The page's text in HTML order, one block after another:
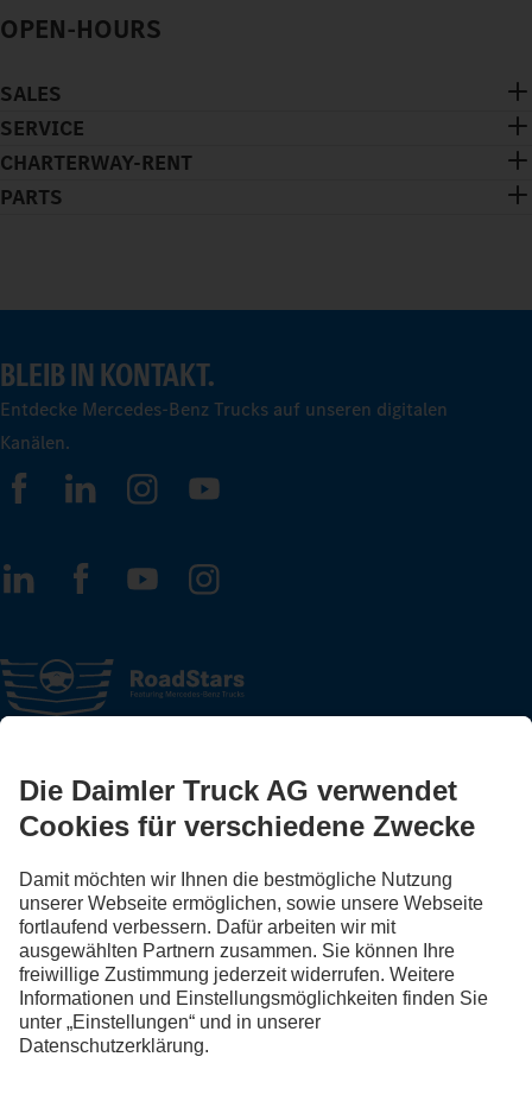
OPEN-HOURS
SALES
SERVICE
CHARTERWAY-RENT
PARTS
BLEIB IN KONTAKT.
Entdecke Mercedes-Benz Trucks auf unseren digitalen
Kanälen.
Tausche jetzt Erfahrungen mit anderen Truckerinnen und
Truckern aus.
Steig ein
LANGUAGE
FR IT